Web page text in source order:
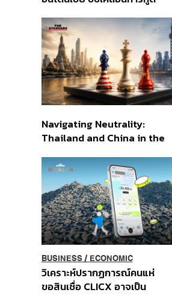
ส่วนยุทธศาสตร์ไทย –
อินโดนีเซีย
Navigating Neutrality:
Thailand and China in the
Order
BUSINESS/ ECONOMIC
วิเคราะห์ปรากฏการณ์คนแห่
ขอสินเชื่อ CLICX อาจเป็น